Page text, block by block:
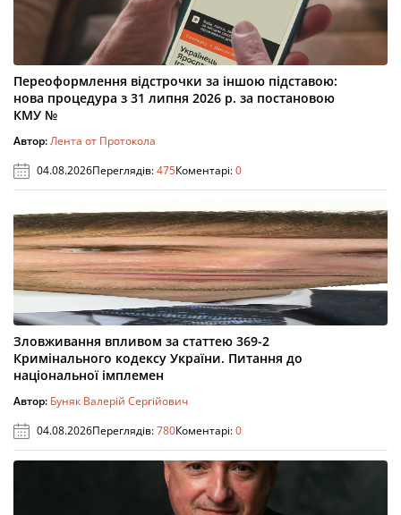
Переоформлення відстрочки за іншою підставою:
нова процедура з 31 липня 2026 р. за постановою
КМУ №
Автор:Лента от Протокола
04.08.2026Переглядів:475Коментарі:0
Зловживання впливом за статтею 369-2
Кримінального кодексу України. Питання до
національної імплемен
Автор: Буняк Валерій Сергійович
04.08.2026Переглядів:780Коментарі:0